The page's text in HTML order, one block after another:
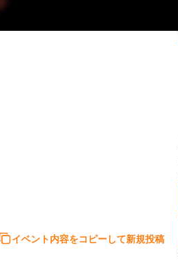
イベント内容をコピーして新規投稿